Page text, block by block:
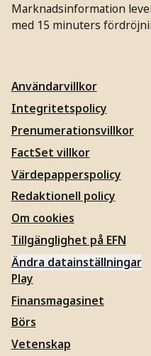
Marknadsinformation
med 15 minuters
Användarvillkor
Integritetspolicy
Prenumerationsvillkor
FactSet villkor
Värdepapperspolicy
Redaktionell policy
Om cookies
Tillgänglighet på EFN
Ändra datainställningar
Play
Finansmagasinet
Börs
Vetenskap